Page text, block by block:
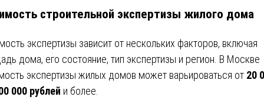
строительной экспертизы жилого дома
экспертизы зависит от нескольких факторов, включая
дома, его состояние, тип экспертизы и регион. В Москве
экспертизы жилых домов может варьироваться от 20
000 рублей и более.